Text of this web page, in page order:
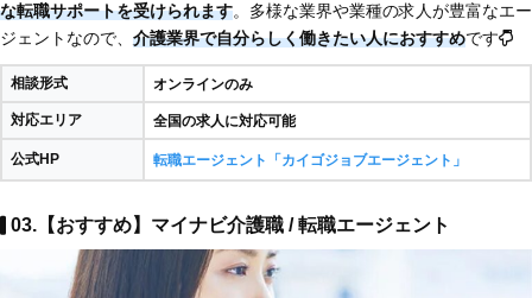
な転職サポートを受けられます。多様な業界や業種の求人が豊富なエー
ジェントなので、 介護業界で自分らしく働きたい人におすすめです
相談形式 オンラインのみ
対応エリア 全国の求人に対応可能
公式HP 転職エージェント「カイゴジョブエージェント」
03.【おすすめ】マイナビ介護職 / 転職エージェント